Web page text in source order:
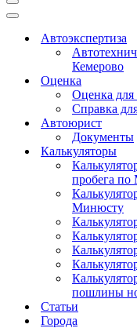
Меню
навигации
Меню
навигацииАвтоэкспертиза
Кемерово
Оценка
Оценка для
Справка
Автоюрист
Документы
Калькуляторы
пробега
Минюсту
пошлины
Статьи
Города